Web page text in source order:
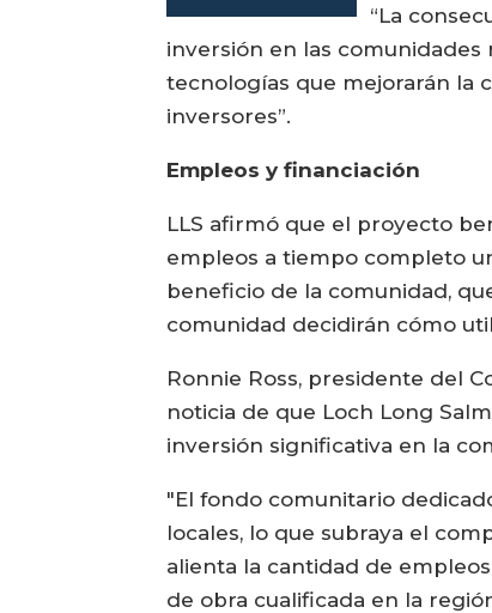
alejado de
centros
“La
inversión en las comunidades
tecnologías que mejorarán la
inversores”.
Empleos y financiación
LLS afirmó que el proyecto
empleos a tiempo completo
beneficio de la comunidad,
comunidad decidirán cómo
Ronnie Ross, presidente del
noticia de que Loch Long
inversión significativa en la
"El fondo comunitario
locales, lo que subraya el
alienta la cantidad de
de obra cualificada en la